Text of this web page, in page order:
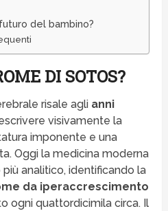
del bambino?
DI SOTOS?
risale agli anni
visivamente la
imponente e una
Oggi la medicina moderna
analitico, identificando la
da iperaccrescimento
ogni quattordicimila circa. Il